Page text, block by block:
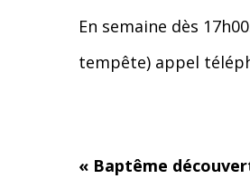
En semaine dès
tempête) appel
« Baptême